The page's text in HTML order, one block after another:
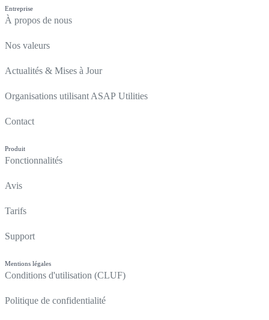
Entreprise
À propos de nous
Nos valeurs
Actualités & Mises à Jour
Organisations utilisant ASAP Utilities
Contact
Produit
Fonctionnalités
Avis
Tarifs
Support
Mentions légales
Conditions d'utilisation (CLUF)
Politique de confidentialité